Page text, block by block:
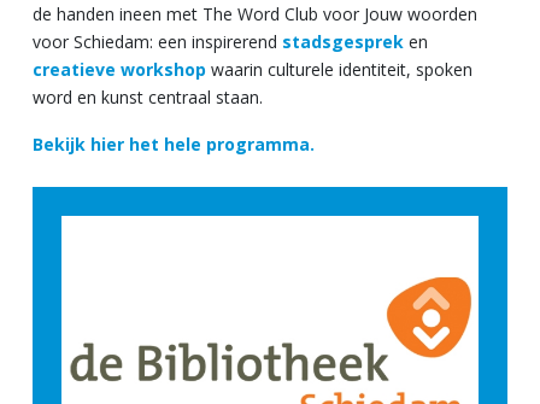
de handen ineen met The Word Club voor Jouw woorden
voor Schiedam: een inspirerend stadsgesprek en
creatieve workshop waarin culturele identiteit, spoken
word en kunst centraal staan.
Bekijk hier het hele programma.